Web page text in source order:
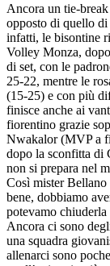
Ancora un tie-
opposto di quello
infatti, le bisontine
Volley Monza,
di set, con le
25-22, mentre le
(15-25) e con più
finisce anche ai
fiorentino grazie
Nwakalor (MVP a
dopo la sconfitta di
non si prepara nel
Così mister Bellano
bene, dobbiamo
potevamo
Ancora ci sono
una squadra
allenarci sono